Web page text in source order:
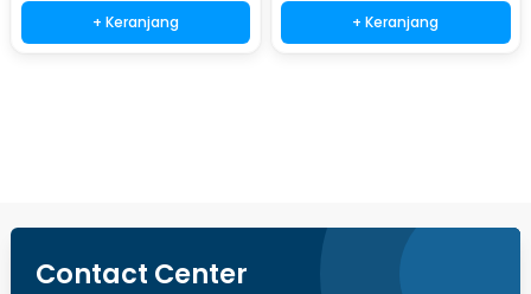
+ Keranjang + Keranjang
Contact Center